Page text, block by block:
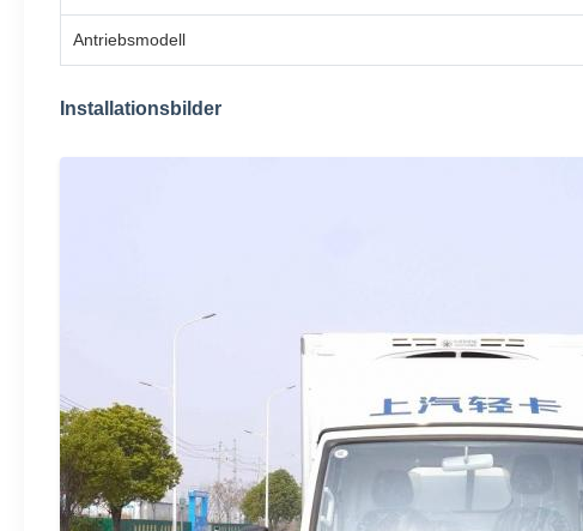
Antriebsmodell
Installationsbilder